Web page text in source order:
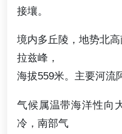
接壤。
境内多丘陵，地势北
拉兹峰，
海拔559米。主要河流
气候属温带海洋性向
冷，南部气